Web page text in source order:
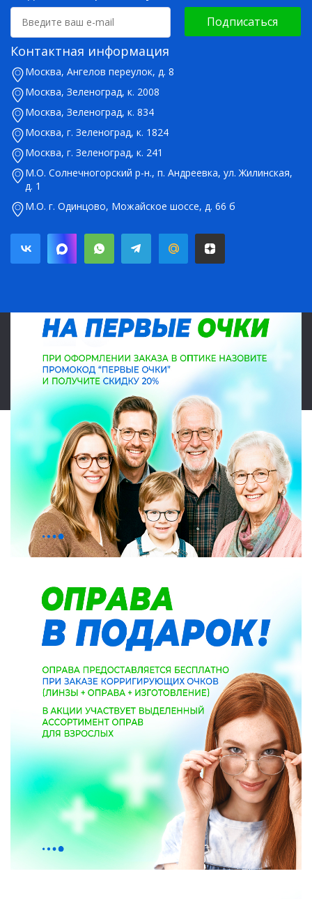
Подписаться
Контактная информация
Москва, Ангелов переулок, д. 8
Москва, Зеленоград, к. 2008
Москва, Зеленоград, к. 834
Москва, г. Зеленоград, к. 1824
Москва, г. Зеленоград, к. 241
М.О. Солнечногорский р-н., п. Андреевка, ул. Жилинская,
д. 1
М.О. г. Одинцово, Можайское шоссе, д. 66 б
© 2026 Салон оптики Lokamed. Все права защищены. Указанные на
является публичной офертой в соответствии со статьей 437.
Карта сайта| | Политика конфиденциальности